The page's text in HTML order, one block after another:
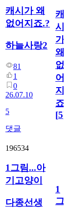
캐시가 왜
없어지죠.?
하늘사랑2
81
1
0
26.07.10
5
댓글
캐
시
가
왜
없
어
지
죠.?
[5]
196534
1그림...아
기고양이
다종선생
1
그